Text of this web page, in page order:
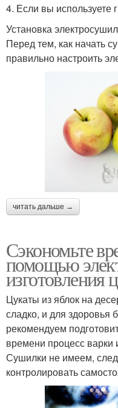
4. Если вы используете
Установка
Перед тем, как начать
правильно настроить
читать дальше →
Сэкономьте
помощью
изготовления
Цукаты из яблок на
сладко, и для здоровья
рекомендуем
времени процесс варки
Сушилки не имеем,
контролировать